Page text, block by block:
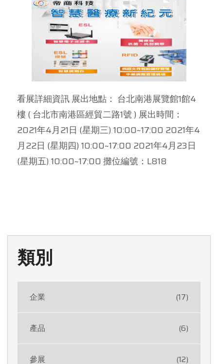
看展詳細資訊 展出地點： 台北南港展覽館1館4
樓 ( 台北市南港區經貿二路1號 ) 展出時間：
2021年4月21日 (星期三) 10:00~17:00 2021年4
月22日 (星期四) 10:00~17:00 2021年4月23日
(星期五) 10:00~17:00 攤位編號：L818
類別
企業 (17)
產品 (6)
參展 (12)